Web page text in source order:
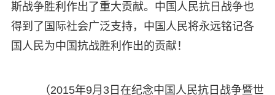
斯战争胜利作出了重大贡献。中国人民抗日战争也
得到了国际社会广泛支持，中国人民将永远铭记各
国人民为中国抗战胜利作出的贡献！
（2015年9月3日在纪念中国人民抗日战争暨世